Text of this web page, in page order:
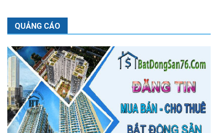
QUẢNG CÁO